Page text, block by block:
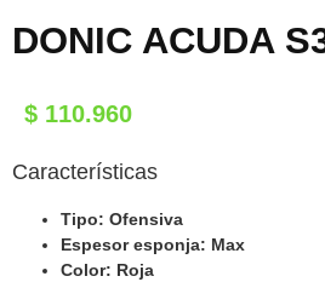
DONIC ACUDA
$ 110.960
Características
Tipo: Ofensiva
Espesor esponja: Max
Color: Roja